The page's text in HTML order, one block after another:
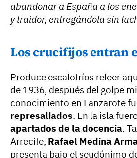
abandonar a España a los
y traidor, entregándola sin
Los crucifijos entran
Produce escalofríos releer
de 1936, después del golpe
conocimiento en Lanzarote
represaliados. En la isla
apartados de la docencia.
Arrecife, Rafael Medina
presenta bajo el seudónimo